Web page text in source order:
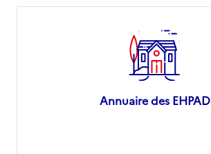
Annuaire des EHPAD